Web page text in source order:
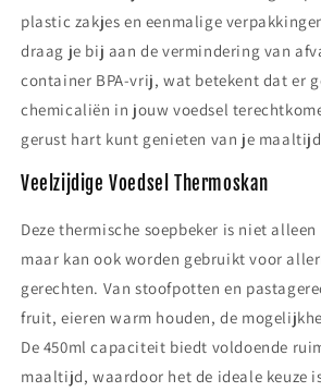
plastic zakjes en eenmalige
draag je bij aan de vermindering van
container BPA-vrij, wat betekent dat er
chemicaliën in jouw voedsel
gerust hart kunt genieten van je
Veelzijdige Voedsel Thermoskan
Deze thermische soepbeker is niet
maar kan ook worden gebruikt voor
gerechten. Van stoofpotten en
fruit, eieren warm houden, de
De 450ml capaciteit biedt voldoende
maaltijd, waardoor het de ideale keuze